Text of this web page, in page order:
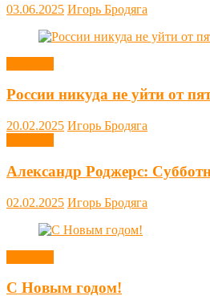
03.06.2025 Игорь Бродяга
России никуда не уйти от
20.02.2025 Игорь Бродяга
Александр Роджерс:
02.02.2025 Игорь Бродяга
С Новым годом!